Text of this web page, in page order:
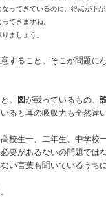
ってきているのに、得点が下
てきますね。
りましょう。
すること。そこが問題に
。 図が載っているもの、
ると耳の吸収力も全然違
校生一、二年生、中学校
要があるないの問題では
い言葉も聞いているうち